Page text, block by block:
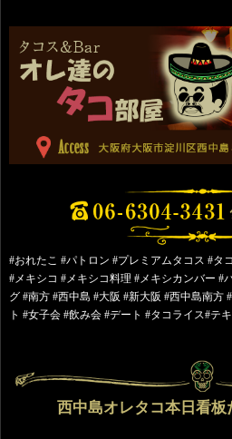
#おれたこ #パトロン #プレミアムタコス #タ
#メキシコ #メキシコ料理 #メキシカンバー #
グ #南方 #西中島 #大阪 #新大阪 #西中島南方
ト #女子会 #飲み会 #デート #タコライス#テ
西中島オレタコ本日看